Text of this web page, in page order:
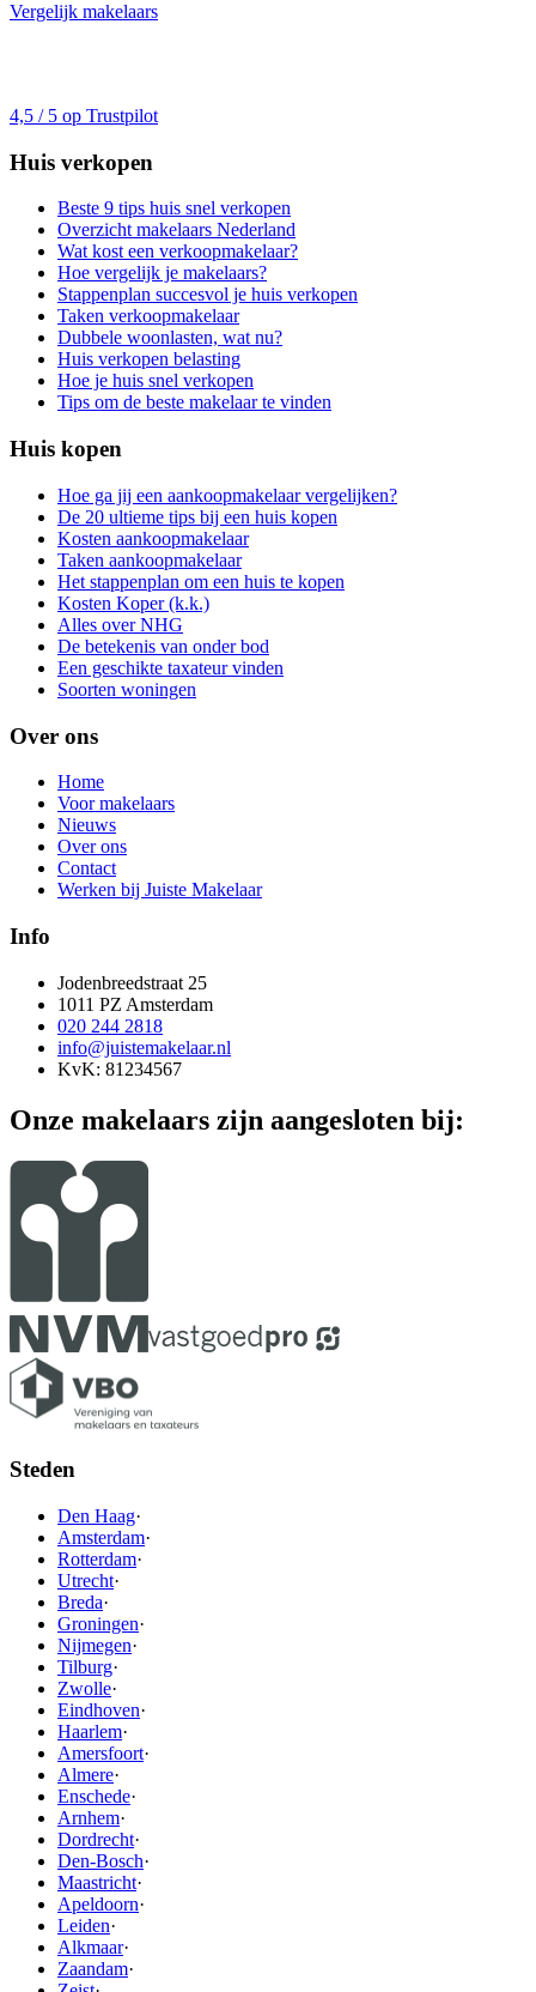
Vergelijk makelaars
4,5 / 5 op Trustpilot
Huis verkopen
Beste 9 tips huis snel verkopen
Overzicht makelaars Nederland
Wat kost een verkoopmakelaar?
Hoe vergelijk je makelaars?
Stappenplan succesvol je huis verkopen
Taken verkoopmakelaar
Dubbele woonlasten, wat nu?
Huis verkopen belasting
Hoe je huis snel verkopen
Tips om de beste makelaar te vinden
Huis kopen
Hoe ga jij een aankoopmakelaar vergelijken?
De 20 ultieme tips bij een huis kopen
Kosten aankoopmakelaar
Taken aankoopmakelaar
Het stappenplan om een huis te kopen
Kosten Koper (k.k.)
Alles over NHG
De betekenis van onder bod
Een geschikte taxateur vinden
Soorten woningen
Over ons
Home
Voor makelaars
Nieuws
Over ons
Contact
Werken bij Juiste Makelaar
Info
Jodenbreedstraat 25
1011 PZ Amsterdam
020 244 2818
info@juistemakelaar.nl
KvK: 81234567
Onze makelaars zijn aangesloten bij:
Steden
Den Haag·
Amsterdam·
Rotterdam·
Utrecht·
Breda·
Groningen·
Nijmegen·
Tilburg·
Zwolle·
Eindhoven·
Haarlem·
Amersfoort·
Almere·
Enschede·
Arnhem·
Dordrecht·
Den-Bosch·
Maastricht·
Apeldoorn·
Leiden·
Alkmaar·
Zaandam·